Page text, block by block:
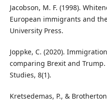
Jacobson, M. F. (1998).
European immigrants and
University Press.
Joppke, C. (2020).
comparing Brexit and
Studies, 8(1).
Kretsedemas, P., &